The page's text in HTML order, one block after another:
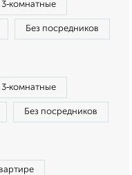
3‑комнатные
Без посредников
3‑комнатные
Без посредников